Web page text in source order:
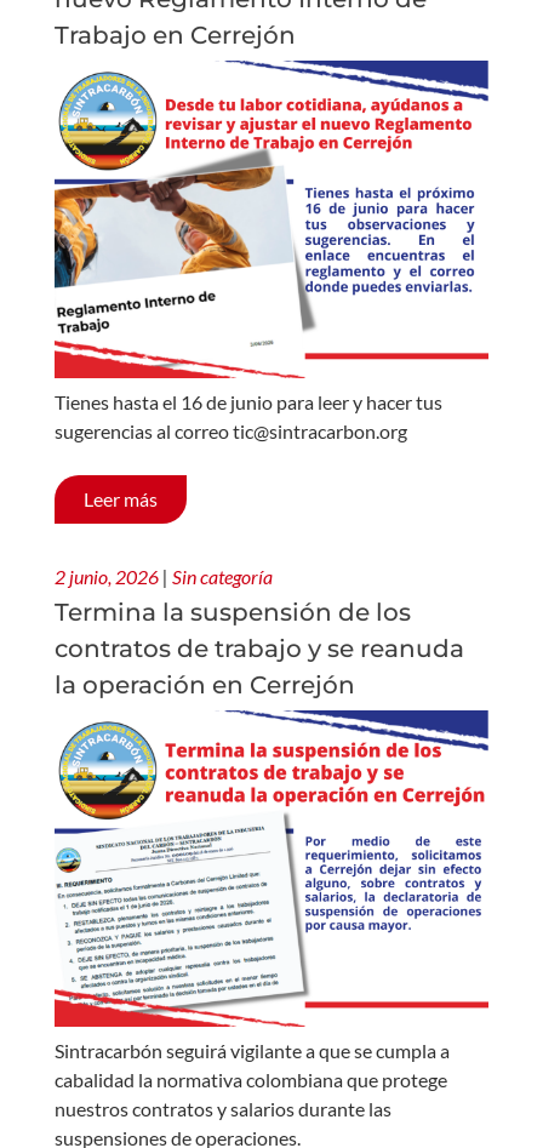
Trabajo en Cerrejón
Tienes hasta el 16 de junio para leer y hacer tus
sugerencias al correo tic@sintracarbon.org
Leer más
2 junio, 2026 | Sin categoría
Termina la suspensión de los
contratos de trabajo y se reanuda
la operación en Cerrejón
Sintracarbón seguirá vigilante a que se cumpla a
cabalidad la normativa colombiana que protege
nuestros contratos y salarios durante las
suspensiones de operaciones.